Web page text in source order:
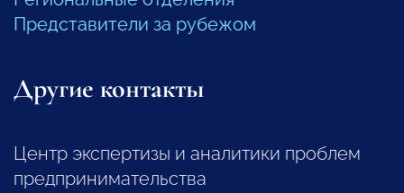
Представители за рубежом
Другие контакты
Центр экспертизы и аналитики проблем
предпринимательства